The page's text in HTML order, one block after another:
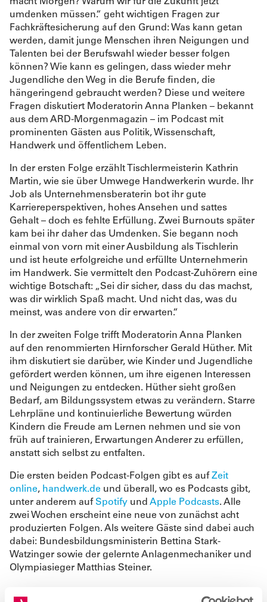
umdenken müssen.“ geht wichtigen Fragen zur
Fachkräftesicherung auf den Grund: Was kann getan
werden, damit junge Menschen ihren Neigungen und
Talenten bei der Berufswahl wieder besser folgen
können? Wie kann es gelingen, dass wieder mehr
Jugendliche den Weg in die Berufe finden, die
hängeringend gebraucht werden? Diese und weitere
Fragen diskutiert Moderatorin Anna Planken – bekannt
aus dem ARD-Morgenmagazin – im Podcast mit
prominenten Gästen aus Politik, Wissenschaft,
Handwerk und öffentlichem Leben.
In der ersten Folge erzählt Tischlermeisterin Kathrin
Martin, wie sie über Umwege Handwerkerin wurde. Ihr
Job als Unternehmensberaterin bot ihr gute
Karriereperspektiven, hohes Ansehen und sattes
Gehalt – doch es fehlte Erfüllung. Zwei Burnouts später
kam bei ihr daher das Umdenken. Sie begann noch
einmal von vorn mit einer Ausbildung als Tischlerin
und ist heute erfolgreiche und erfüllte Unternehmerin
im Handwerk. Sie vermittelt den Podcast-Zuhörern eine
wichtige Botschaft: „Sei dir sicher, dass du das machst,
was dir wirklich Spaß macht. Und nicht das, was du
meinst, was andere von dir erwarten.“
In der zweiten Folge trifft Moderatorin Anna Planken
auf den renommierten Hirnforscher Gerald Hüther. Mit
ihm diskutiert sie darüber, wie Kinder und Jugendliche
gefördert werden können, um ihre eigenen Interessen
und Neigungen zu entdecken. Hüther sieht großen
Bedarf, am Bildungssystem etwas zu verändern. Starre
Lehrpläne und kontinuierliche Bewertung würden
Kindern die Freude am Lernen nehmen und sie von
früh auf trainieren, Erwartungen Anderer zu erfüllen,
anstatt sich selbst zu entfalten.
Die ersten beiden Podcast-Folgen gibt es aufZeit
online, handwerk.de und überall, wo es Podcasts gibt,
unter anderem auf Spotify und Apple Podcasts. Alle
zwei Wochen erscheint eine neue von zunächst acht
produzierten Folgen. Als weitere Gäste sind dabei auch
dabei: Bundesbildungsministerin Bettina Stark-
Watzinger sowie der gelernte Anlagenmechaniker und
Olympiasieger Matthias Steiner.